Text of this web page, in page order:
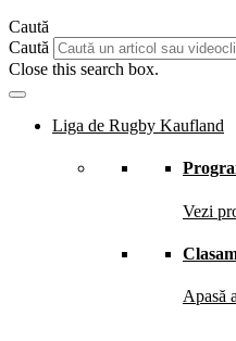
Caută
Caută
Close this search box.
Liga de Rugby Kaufland
Vezi
Apasă